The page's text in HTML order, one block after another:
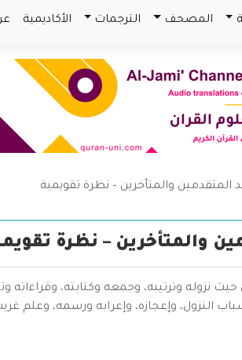
المصحف الترجمات الأكاديمية
والمتأخرين – نظرة تقويمية
والمتأخرين – نظرة
نزوله وترتيبه، وجمعه وكتابته، وقراءاته
النزول، وإعجازه، وإعرابه ورسمه، وعلم